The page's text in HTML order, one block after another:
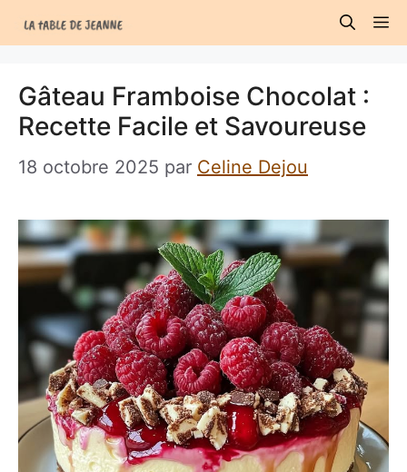
au
Gâteau Framboise Chocolat :
Recette Facile et Savoureuse
18 octobre 2025 par Celine Dejou